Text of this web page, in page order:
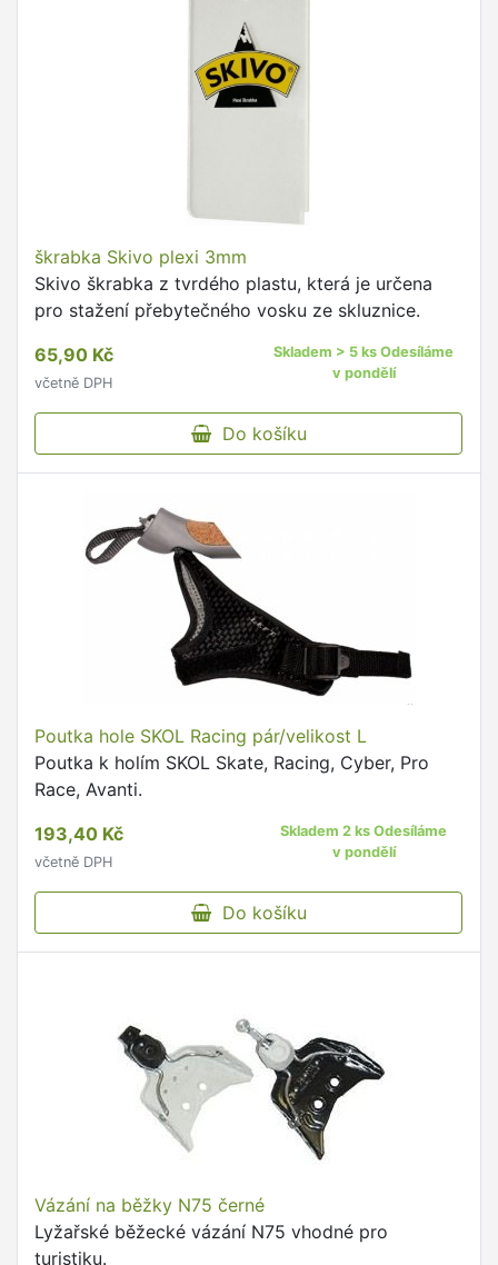
škrabka Skivo plexi 3mm
Skivo škrabka z tvrdého plastu, která je určena
pro stažení přebytečného vosku ze skluznice.
65,90 Kč
včetně DPH
Skladem > 5 ks Odesíláme
v pondělí
Do košíku
Poutka hole SKOL Racing pár/velikost L
Poutka k holím SKOL Skate, Racing, Cyber, Pro
Race, Avanti.
193,40 Kč
včetně DPH
Skladem 2 ks Odesíláme
v pondělí
Do košíku
Vázání na běžky N75 černé
Lyžařské běžecké vázání N75 vhodné pro
turistiku.